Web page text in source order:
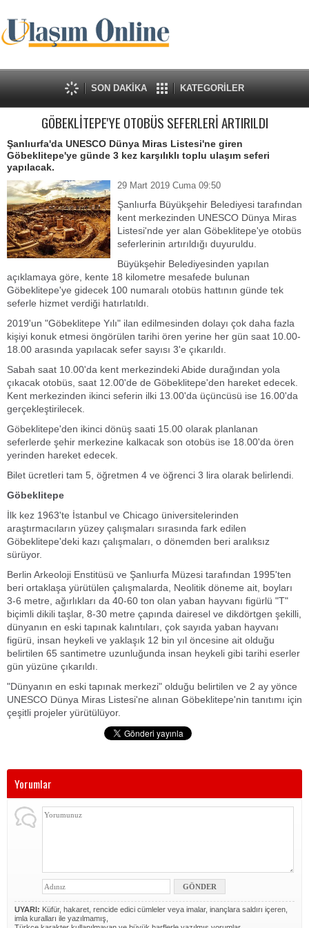
SON DAKİKA KATEGORİLER
GÖBEKLİTEPE'YE OTOBÜS SEFERLERİ ARTIRILDI
Şanlıurfa'da UNESCO Dünya Miras Listesi'ne giren
Göbeklitepe'ye günde 3 kez karşılıklı toplu ulaşım seferi
yapılacak.
29 Mart 2019 Cuma 09:50
Şanlıurfa Büyükşehir Belediyesi tarafından
kent merkezinden UNESCO Dünya Miras
Listesi'nde yer alan Göbeklitepe'ye otobüs
seferlerinin artırıldığı duyuruldu.
Büyükşehir Belediyesinden yapılan
açıklamaya göre, kente 18 kilometre mesafede bulunan
Göbeklitepe'ye gidecek 100 numaralı otobüs hattının günde tek
seferle hizmet verdiği hatırlatıldı.
2019'un "Göbeklitepe Yılı" ilan edilmesinden dolayı çok daha fazla
kişiyi konuk etmesi öngörülen tarihi ören yerine her gün saat 10.00-
18.00 arasında yapılacak sefer sayısı 3'e çıkarıldı.
Sabah saat 10.00'da kent merkezindeki Abide durağından yola
çıkacak otobüs, saat 12.00'de de Göbeklitepe'den hareket edecek.
Kent merkezinden ikinci seferin ilki 13.00'da üçüncüsü ise 16.00'da
gerçekleştirilecek.
Göbeklitepe'den ikinci dönüş saati 15.00 olarak planlanan
seferlerde şehir merkezine kalkacak son otobüs ise 18.00'da ören
yerinden hareket edecek.
Bilet ücretleri tam 5, öğretmen 4 ve öğrenci 3 lira olarak belirlendi.
Göbeklitepe
İlk kez 1963'te İstanbul ve Chicago üniversitelerinden
araştırmacıların yüzey çalışmaları sırasında fark edilen
Göbeklitepe'deki kazı çalışmaları, o dönemden beri aralıksız
sürüyor.
Berlin Arkeoloji Enstitüsü ve Şanlıurfa Müzesi tarafından 1995'ten
beri ortaklaşa yürütülen çalışmalarda, Neolitik döneme ait, boyları
3-6 metre, ağırlıkları da 40-60 ton olan yaban hayvanı figürlü "T"
biçimli dikili taşlar, 8-30 metre çapında dairesel ve dikdörtgen şekilli,
dünyanın en eski tapınak kalıntıları, çok sayıda yaban hayvanı
figürü, insan heykeli ve yaklaşık 12 bin yıl öncesine ait olduğu
belirtilen 65 santimetre uzunluğunda insan heykeli gibi tarihi eserler
gün yüzüne çıkarıldı.
"Dünyanın en eski tapınak merkezi" olduğu belirtilen ve 2 ay yönce
UNESCO Dünya Miras Listesi'ne alınan Göbeklitepe'nin tanıtımı için
çeşitli projeler yürütülüyor.
Yorumlar
UYARI: Küfür, hakaret, rencide edici cümleler veya imalar, inançlara saldırı içeren,
imla kuralları ile yazılmamış,